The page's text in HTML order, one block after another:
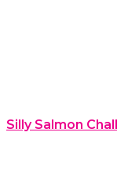
Silly Salmon